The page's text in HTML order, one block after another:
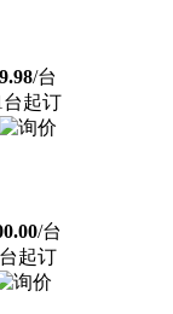
9.98/台
台起订
/台
起订